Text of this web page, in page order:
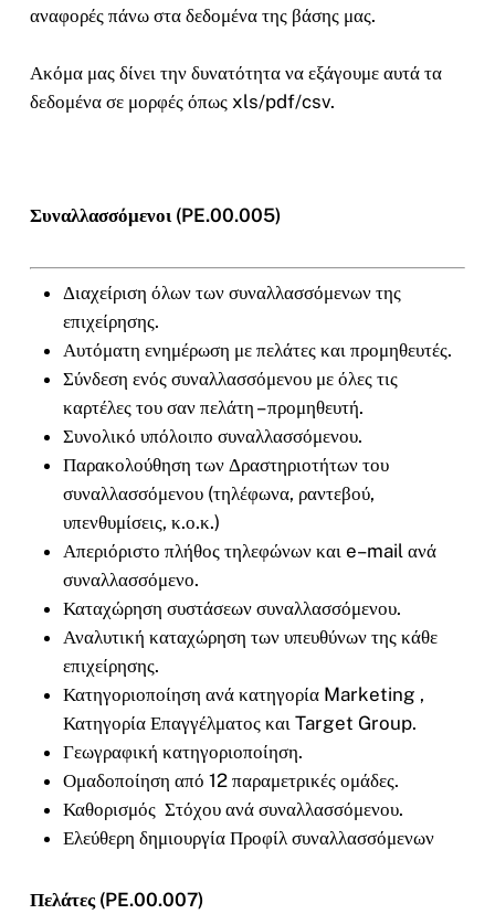
αναφορές πάνω στα δεδομένα της βάσης μας.
Ακόμα μας δίνει την δυνατότητα να εξάγουμε αυτά τα
δεδομένα σε μορφές όπως xls/pdf/csv.
Συναλλασσόμενοι (PE.00.005)
Διαχείριση όλων των συναλλασσόμενων της
επιχείρησης.
Αυτόματη ενημέρωση με πελάτες και προμηθευτές.
Σύνδεση ενός συναλλασσόμενου με όλες τις
καρτέλες του σαν πελάτη – προμηθευτή.
Συνολικό υπόλοιπο συναλλασσόμενου.
Παρακολούθηση των Δραστηριοτήτων του
συναλλασσόμενου (τηλέφωνα, ραντεβού,
υπενθυμίσεις, κ.ο.κ.)
Απεριόριστο πλήθος τηλεφώνων και e–mail ανά
συναλλασσόμενο.
Καταχώρηση συστάσεων συναλλασσόμενου.
Αναλυτική καταχώρηση των υπευθύνων της κάθε
επιχείρησης.
Κατηγοριοποίηση ανά κατηγορία Marketing ,
Κατηγορία Επαγγέλματος και Target Group.
Γεωγραφική κατηγοριοποίηση.
Ομαδοποίηση από 12 παραμετρικές ομάδες.
Καθορισμός Στόχου ανά συναλλασσόμενου.
Ελεύθερη δημιουργία Προφίλ συναλλασσόμενων
Πελάτες (PE.00.007)